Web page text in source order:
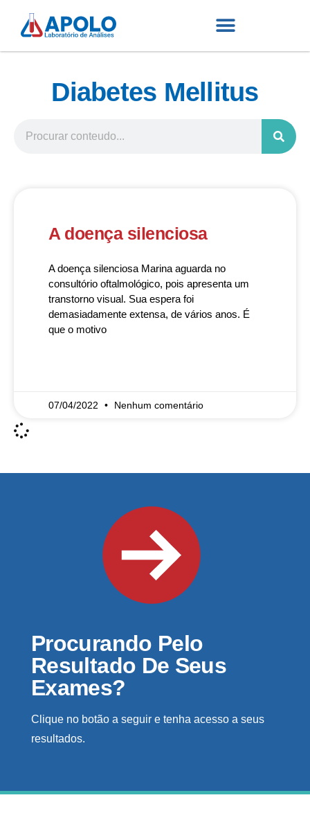
Diabetes Mellitus
A doença silenciosa
A doença silenciosa Marina aguarda no
consultório oftalmológico, pois apresenta um
transtorno visual. Sua espera foi
demasiadamente extensa, de vários anos. É
que o motivo
07/04/2022 Nenhum comentário
Procurando Pelo
Resultado De Seus
Exames?
Clique no botão a seguir e tenha acesso a seus
resultados.